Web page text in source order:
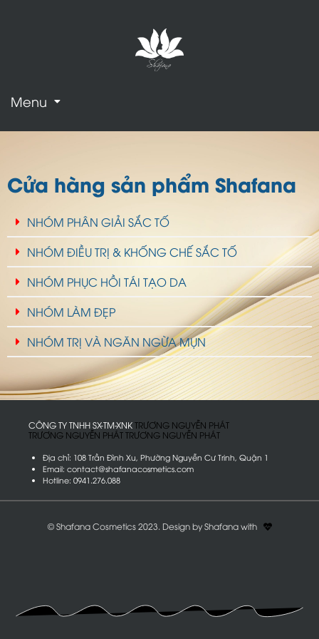
Menu
Cửa hàng sản phẩm Shafana
NHÓM PHÂN GIẢI SẮC TỐ
NHÓM ĐIỀU TRỊ & KHỐNG CHẾ SẮC TỐ
NHÓM PHỤC HỒI TÁI TẠO DA
NHÓM LÀM ĐẸP
NHÓM TRỊ VÀ NGĂN NGỪA MỤN
CÔNG TY TNHH SX-TM-XNKTRƯƠNG NGUYỄN PHÁT
TRƯƠNG NGUYỄN PHÁTTRƯƠNG NGUYỄN PHÁT
Địa chỉ: 108 Trần Đình Xu, Phường Nguyễn Cư Trinh, Quận 1
Email: contact@shafanacosmetics.com
Hotline: 0941.276.088
© Shafana Cosmetics 2023. Design by Shafana with